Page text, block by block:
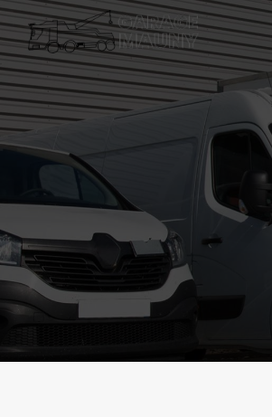
Panneau de gestion des cookies